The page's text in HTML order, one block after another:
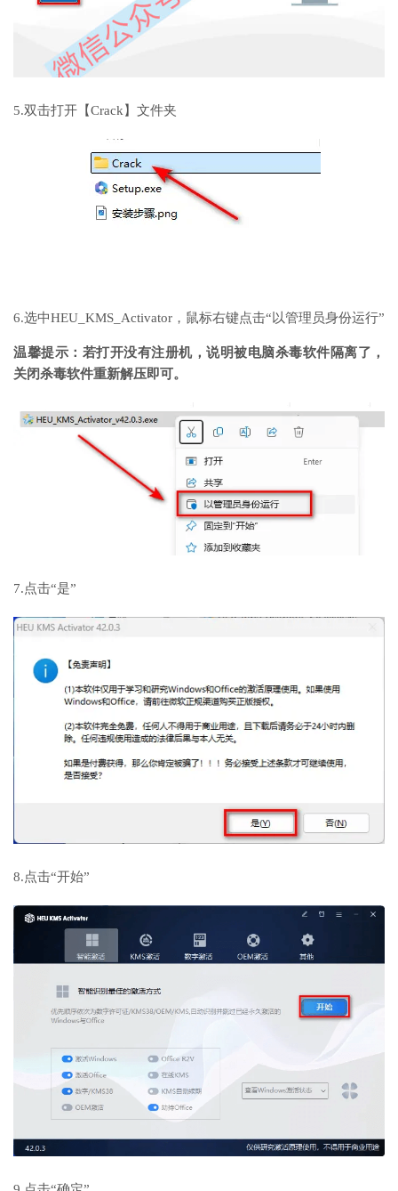
5.双击打开【Crack】文件夹
6.选中HEU_KMS_Activator，鼠标右键点击“以管理员身份运行”
温馨提示：若打开没有注册机，说明被电脑杀毒软件隔离了，
关闭杀毒软件重新解压即可。
7.点击“是”
8.点击“开始”